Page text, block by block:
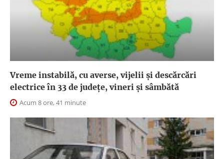
Vreme instabilă, cu averse, vijelii și descărcări
electrice în 33 de județe, vineri și sâmbătă
Acum 8 ore, 41 minute